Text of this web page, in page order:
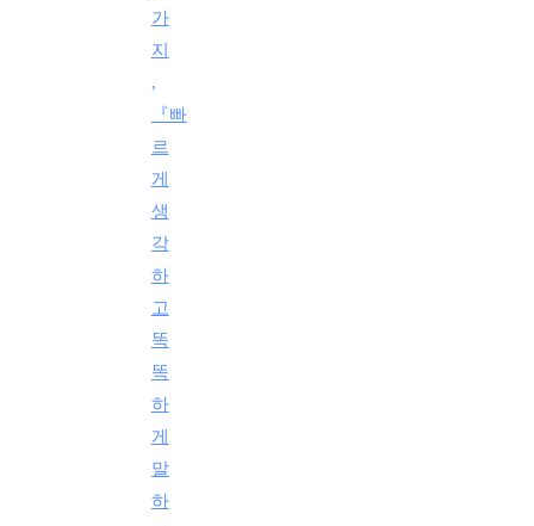
가
지
,
『빠
르
게
생
각
하
고
똑
똑
하
게
말
하